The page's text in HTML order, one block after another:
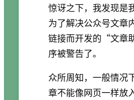
惊讶之下，我发现是
为了解决公众号文章
链接而开发的“文章
序被警告了。
众所周知，一般情况
章不能像网页一样放